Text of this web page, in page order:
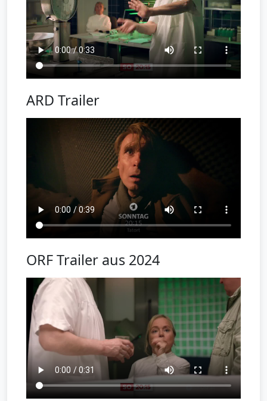
ARD Trailer
ORF Trailer aus 2024